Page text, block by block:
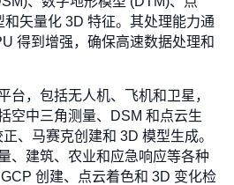
矢量化 3D 特征。其处理能力通
得到增强，确保高速数据处理和
台，包括无人机、飞机和卫星，
空中三角测量、DSM 和点云生
、马赛克创建和 3D 模型生成。
、建筑、农业和应急响应等各种
创建、点云着色和 3D 变化检